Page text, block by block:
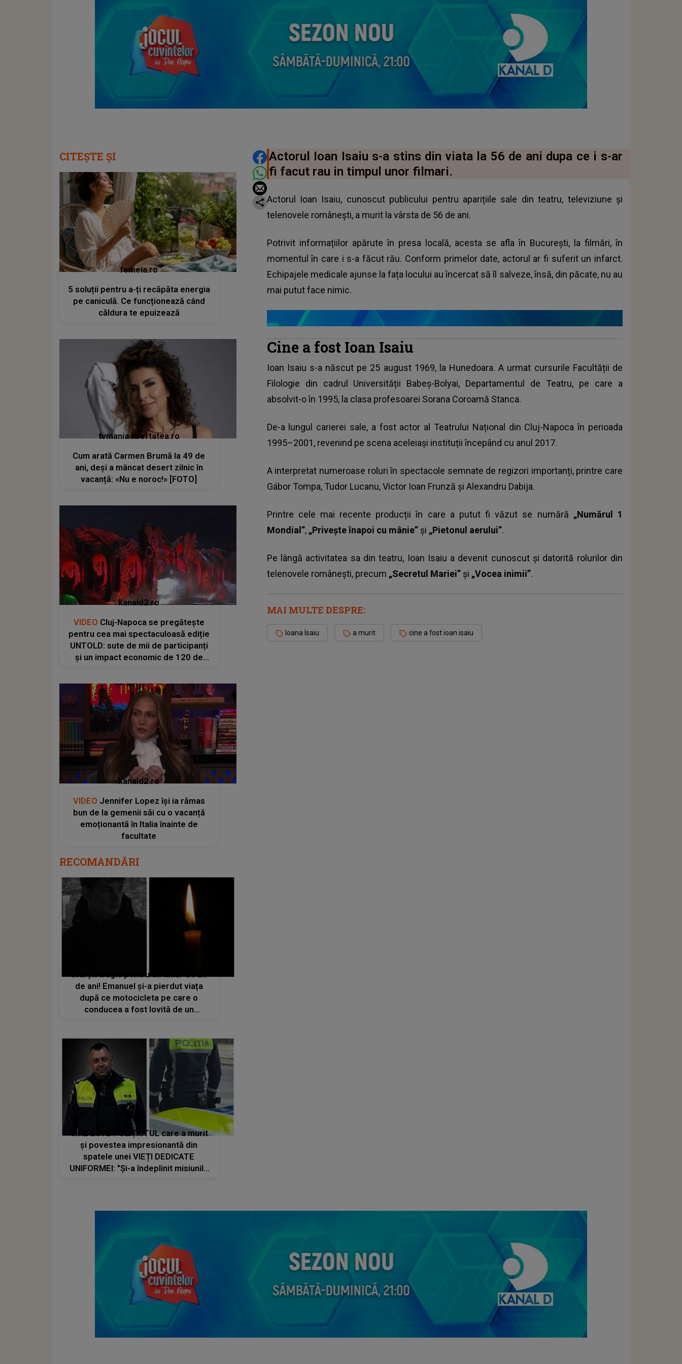
DISTRIBUIE ARTICOLUL
Actorul Ioan Isaiu s-a stins din viata la 56 de ani dupa ce i s-ar
fi facut rau in timpul unor filmari.
Actorul Ioan Isaiu, cunoscut publicului pentru aparițiile sale din teatru, televiziune și
telenovele românești, a murit la vârsta de 56 de ani.
Potrivit informațiilor apărute în presa locală, acesta se afla în București, la filmări, în
momentul în care i s-a făcut rău. Conform primelor date, actorul ar fi suferit un infarct.
Echipajele medicale ajunse la fața locului au încercat să îl salveze, însă, din păcate, nu au
mai putut face nimic.
Cine a fost Ioan Isaiu
Ioan Isaiu s-a născut pe 25 august 1969, la Hunedoara. A urmat cursurile Facultății de
Filologie din cadrul Universității Babeș-Bolyai, Departamentul de Teatru, pe care a
absolvit-o în 1995, la clasa profesoarei Sorana Coroamă Stanca.
De-a lungul carierei sale, a fost actor al Teatrului Național din Cluj-Napoca în perioada
1995–2001, revenind pe scena aceleiași instituții începând cu anul 2017.
A interpretat numeroase roluri în spectacole semnate de regizori importanți, printre care
Gábor Tompa, Tudor Lucanu, Victor Ioan Frunză și Alexandru Dabija.
Printre cele mai recente producții în care a putut fi văzut se numără „Numărul 1
Mondial”, „Privește înapoi cu mânie” și „Pietonul aerului”.
Pe lângă activitatea sa din teatru, Ioan Isaiu a devenit cunoscut și datorită rolurilor din
telenovele românești, precum „Secretul Mariei” și „Vocea inimii”.
MAI MULTE DESPRE:
Ioana Isaiu a murit cine a fost ioan isaiu
CITEȘTE ȘI
femeia.ro
5 soluții pentru a-ți recăpăta energia
pe caniculă. Ce funcționează când
căldura te epuizează
tvmania.libertatea.ro
Cum arată Carmen Brumă la 49 de
ani, deși a mâncat desert zilnic în
vacanță: «Nu e noroc!» [FOTO]
kanald2.ro
VIDEO Cluj-Napoca se pregătește
pentru cea mai spectaculoasă ediție
UNTOLD: sute de mii de participanți
și un impact economic de 120 de
kanald2.ro
VIDEO Jennifer Lopez își ia rămas
bun de la gemenii săi cu o vacanță
emoționantă în Italia înainte de
facultate
RECOMANDĂRI
Sfârșit tragic pentru un tânăr de 23
de ani! Emanuel și-a pierdut viața
după ce motocicleta pe care o
conducea a fost lovită de un
CINE ESTE POLIȚISTUL care a murit
și povestea impresionantă din
spatele unei VIEȚI DEDICATE
UNIFORMEI: "Și-a îndeplinit misiunile